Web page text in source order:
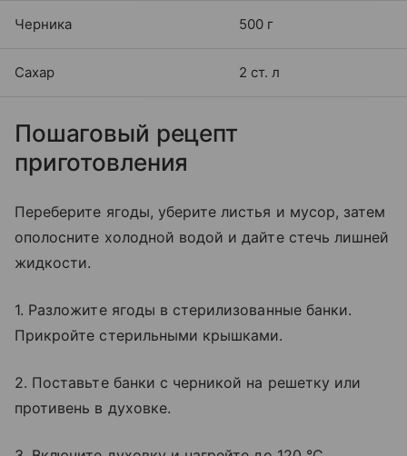
Черника 500 г
Сахар 2 ст. л
Пошаговый рецепт
приготовления
Переберите ягоды, уберите листья и мусор, затем
ополосните холодной водой и дайте стечь лишней
жидкости.
1. Разложите ягоды в стерилизованные банки.
Прикройте стерильными крышками.
2. Поставьте банки с черникой на решетку или
противень в духовке.